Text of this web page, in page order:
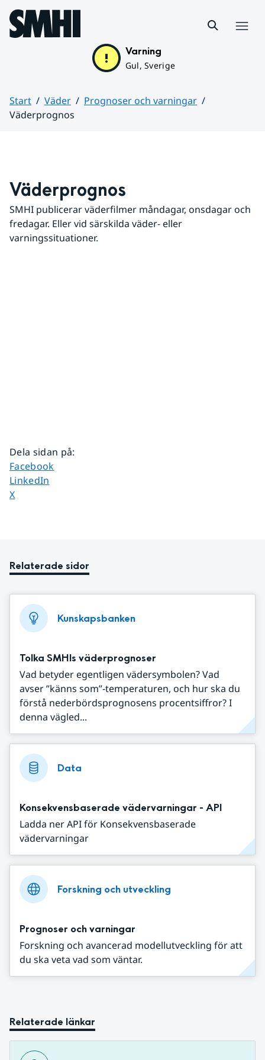
Hoppa till sidans innehåll
Varning
Gul, Sverige
Start Väder
Prognoser och varningar
Väderprognos
Väderprognos
SMHI publicerar väderfilmer måndagar, onsdagar och
fredagar. Eller vid särskilda väder- eller
varningssituationer.
Dela sidan på:
Dela sidan på
Facebook
Dela sidan på
LinkedIn
Dela sidan på
X
Relaterade sidor
Kunskapsbanken
Tolka SMHIs väderprognoser
Vad betyder egentligen vädersymbolen? Vad
avser ”känns som”-temperaturen, och hur ska du
förstå nederbördsprognosens procentsiffror? I
denna vägled...
Data
Konsekvensbaserade vädervarningar - API
Ladda ner API för Konsekvensbaserade
vädervarningar
Forskning och utveckling
Prognoser och varningar
Forskning och avancerad modellutveckling för att
du ska veta vad som väntar.
Relaterade länkar